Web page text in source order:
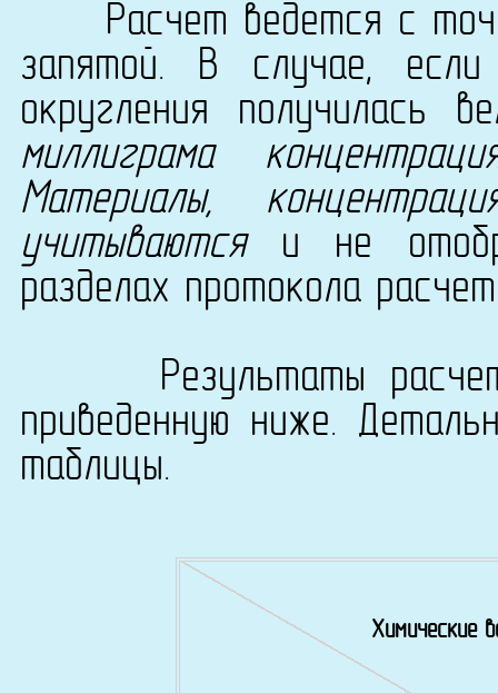
Расчет ведется с
запятой. В случае,
округления получилась
миллиграма
Материалы,
учитываютсяи не
разделах протокола
Результаты расчета
приведенную ниже.
таблицы.
Химические